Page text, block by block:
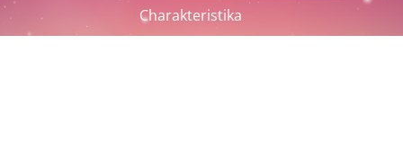
Charakteristika